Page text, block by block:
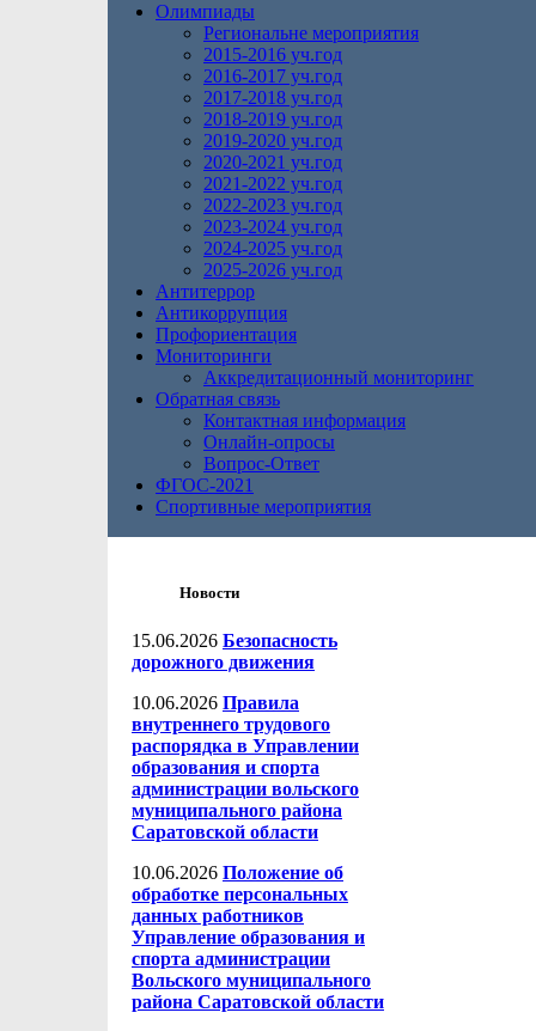
Олимпиады
Региональне мероприятия
2015-2016 уч.год
2016-2017 уч.год
2017-2018 уч.год
2018-2019 уч.год
2019-2020 уч.год
2020-2021 уч.год
2021-2022 уч.год
2022-2023 уч.год
2023-2024 уч.год
2024-2025 уч.год
2025-2026 уч.год
Антитеррор
Антикоррупция
Профориентация
Мониторинги
Аккредитационный мониторинг
Обратная связь
Контактная информация
Онлайн-опросы
Вопрос-Ответ
ФГОС-2021
Спортивные мероприятия
Новости
15.06.2026 Безопасность
дорожного движения
10.06.2026 Правила
внутреннего трудового
распорядка в Управлении
образования и спорта
администрации вольского
муниципального района
Саратовской области
10.06.2026 Положение об
обработке персональных
данных работников
Управление образования и
спорта администрации
Вольского муниципального
района Саратовской области